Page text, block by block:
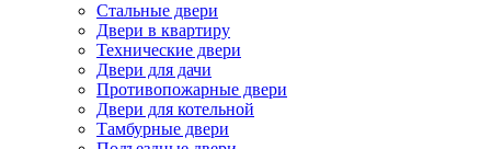
Стальные двери
Двери в квартиру
Технические двери
Двери для дачи
Противопожарные двери
Двери для котельной
Тамбурные двери